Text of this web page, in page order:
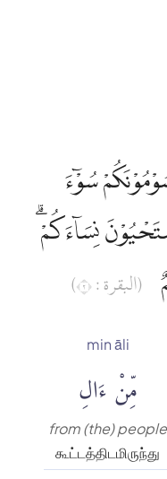
سُوْۤءَ
نِسَاۤءَكُمْ
(البقرة : ٢)
min āli
مِّنْ ءَالِ
from (the) people
கூட்டத்திடமிருந்து